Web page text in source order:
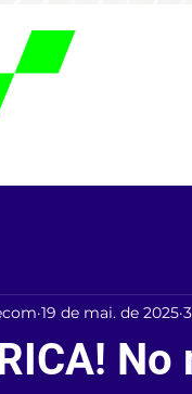
19 de mai. de 2025